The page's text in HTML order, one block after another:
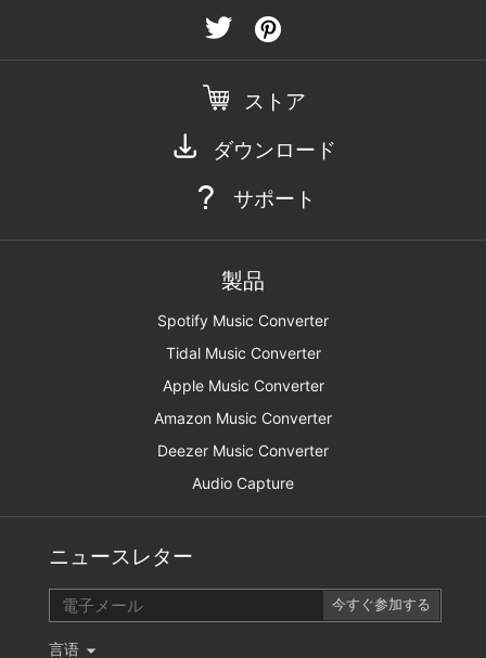
ストア
ダウンロード
サポート
製品
Spotify Music Converter
Tidal Music Converter
Apple Music Converter
Amazon Music Converter
Deezer Music Converter
Audio Capture
ニュースレター
言语